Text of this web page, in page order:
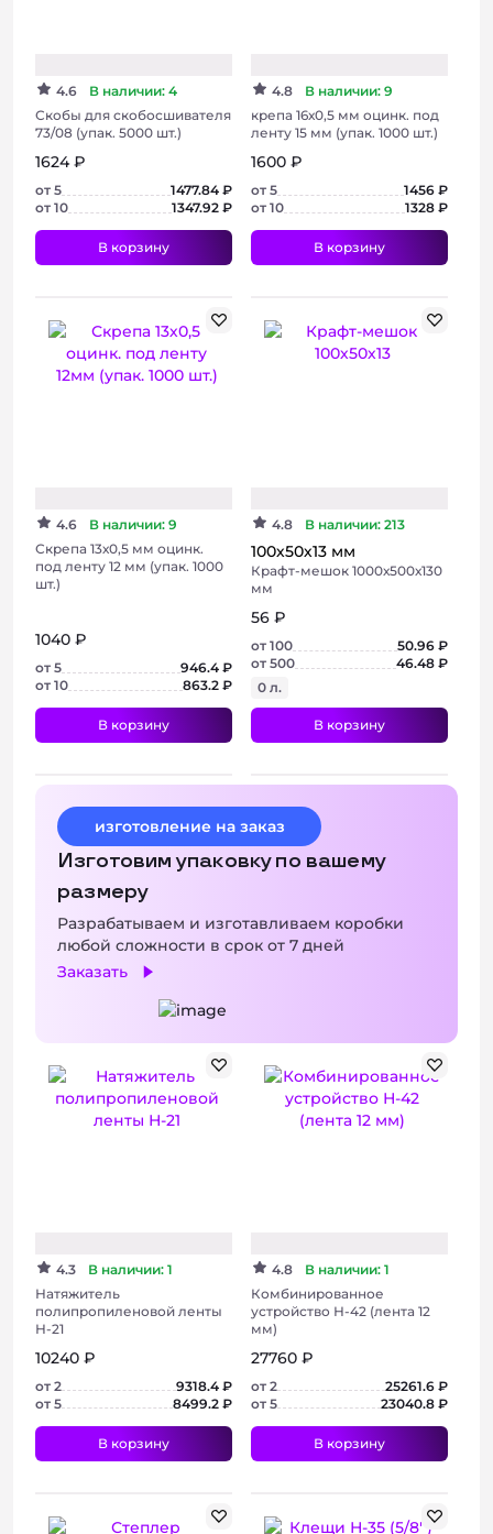
+ 3 фото
+ 2 фото
4.6
В наличии: 4
Скобы для скобосшивателя
73/08 (упак. 5000 шт.)
1624 ₽
от 5
1477.84 ₽
от 10
1347.92 ₽
В корзину
4.8
В наличии: 9
крепа 16х0,5 мм оцинк. под
ленту 15 мм (упак. 1000 шт.)
1600 ₽
от 5
1456 ₽
от 10
1328 ₽
В корзину
4.6
В наличии: 9
Скрепа 13х0,5 мм оцинк.
под ленту 12 мм (упак. 1000
шт.)
1040 ₽
от 5
946.4 ₽
от 10
863.2 ₽
В корзину
4.8 В наличии: 213
100х50х13 мм
Крафт-мешок 1000х500х130
мм
56 ₽
от 100
50.96 ₽
от 500
46.48 ₽
0 л.
В корзину
изготовление на заказ
Изготовим упаковку по вашему
размеру
Разрабатываем и изготавливаем коробки
любой сложности в срок от 7 дней
Заказать
4.3
В наличии: 1
Натяжитель
полипропиленовой ленты
Н-21
10240 ₽
от 2
9318.4 ₽
от 5
8499.2 ₽
В корзину
4.8
В наличии: 1
Комбинированное
устройство Н-42 (лента 12
мм)
27760 ₽
от 2
25261.6 ₽
от 5
23040.8 ₽
В корзину